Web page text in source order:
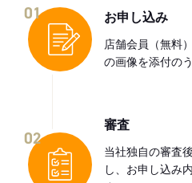
01 お申し込み
店舗会員（無料
の画像を添付の
02
審査
当社独自の審査
し、お申し込み